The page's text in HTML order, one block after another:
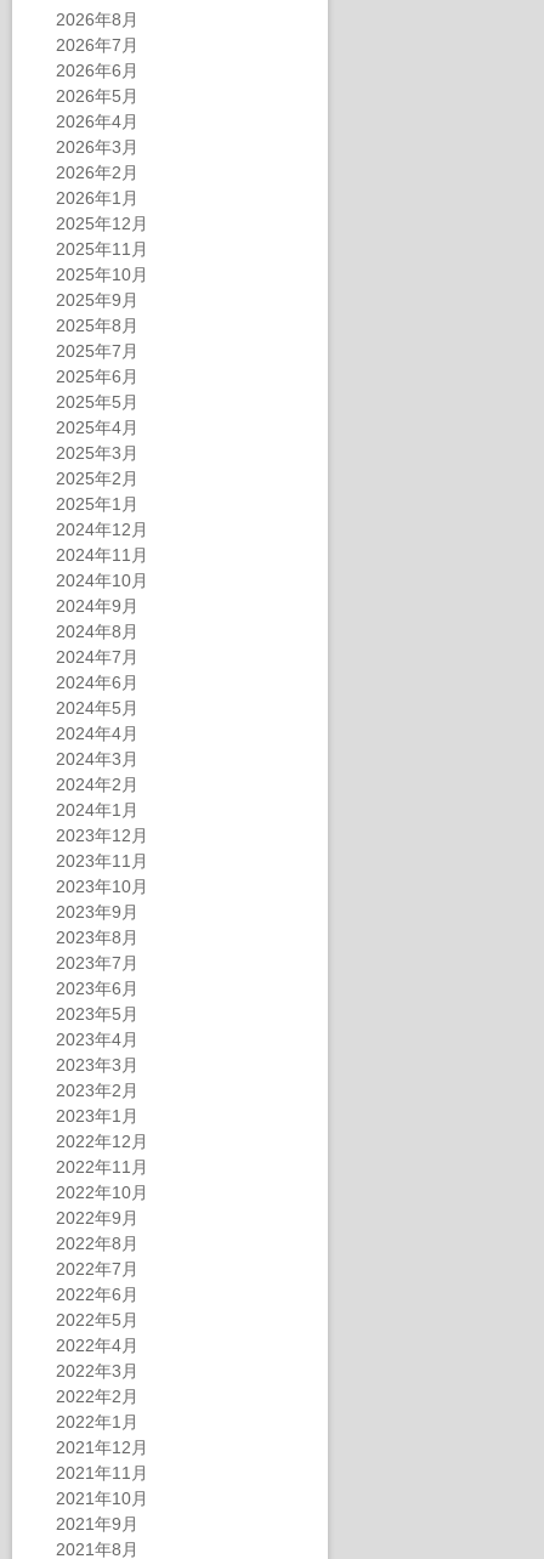
2026年8月
2026年7月
2026年6月
2026年5月
2026年4月
2026年3月
2026年2月
2026年1月
2025年12月
2025年11月
2025年10月
2025年9月
2025年8月
2025年7月
2025年6月
2025年5月
2025年4月
2025年3月
2025年2月
2025年1月
2024年12月
2024年11月
2024年10月
2024年9月
2024年8月
2024年7月
2024年6月
2024年5月
2024年4月
2024年3月
2024年2月
2024年1月
2023年12月
2023年11月
2023年10月
2023年9月
2023年8月
2023年7月
2023年6月
2023年5月
2023年4月
2023年3月
2023年2月
2023年1月
2022年12月
2022年11月
2022年10月
2022年9月
2022年8月
2022年7月
2022年6月
2022年5月
2022年4月
2022年3月
2022年2月
2022年1月
2021年12月
2021年11月
2021年10月
2021年9月
2021年8月